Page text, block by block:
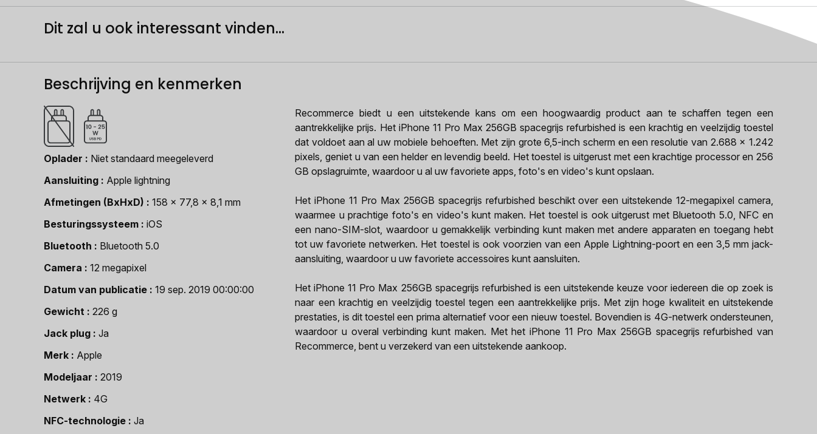
Dit zal u ook interessant vinden...
Beschrijving en kenmerken
Oplader
Niet standaard meegeleverd
Aansluiting
Apple lightning
Afmetingen (BxHxD)
158 x 77,8 x 8,1 mm
Besturingssysteem
iOS
Bluetooth
Bluetooth 5.0
Camera
12 megapixel
Datum van publicatie
19 sep. 2019 00:00:00
Gewicht
226 g
Jack plug
Ja
Merk
Apple
Modeljaar
2019
Netwerk
4G
NFC-technologie
Ja
Recommerce biedt u een uitstekende kans om een hoogwaardig product aan te schaffen tegen een
aantrekkelijke prijs. Het iPhone 11 Pro Max 256GB spacegrijs refurbished is een krachtig en veelzijdig toestel
dat voldoet aan al uw mobiele behoeften. Met zijn grote 6,5-inch scherm en een resolutie van 2.688 x 1.242
pixels, geniet u van een helder en levendig beeld. Het toestel is uitgerust met een krachtige processor en 256
GB opslagruimte, waardoor u al uw favoriete apps, foto's en video's kunt opslaan.
Het iPhone 11 Pro Max 256GB spacegrijs refurbished beschikt over een uitstekende 12-megapixel camera,
waarmee u prachtige foto's en video's kunt maken. Het toestel is ook uitgerust met Bluetooth 5.0, NFC en
een nano-SIM-slot, waardoor u gemakkelijk verbinding kunt maken met andere apparaten en toegang hebt
tot uw favoriete netwerken. Het toestel is ook voorzien van een Apple Lightning-poort en een 3,5 mm jack-
aansluiting, waardoor u uw favoriete accessoires kunt aansluiten.
Het iPhone 11 Pro Max 256GB spacegrijs refurbished is een uitstekende keuze voor iedereen die op zoek is
naar een krachtig en veelzijdig toestel tegen een aantrekkelijke prijs. Met zijn hoge kwaliteit en uitstekende
prestaties, is dit toestel een prima alternatief voor een nieuw toestel. Bovendien is 4G-netwerk ondersteunen,
waardoor u overal verbinding kunt maken. Met het iPhone 11 Pro Max 256GB spacegrijs refurbished van
Recommerce, bent u verzekerd van een uitstekende aankoop.